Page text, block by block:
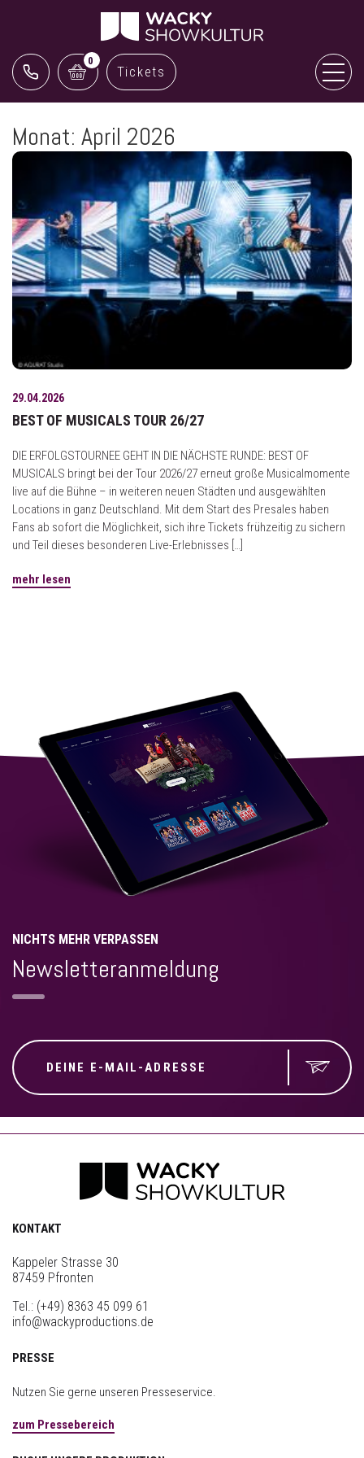
0
Tickets
Monat: April 2026
29.04.2026
BEST OF MUSICALS TOUR 26/27
DIE ERFOLGSTOURNEE GEHT IN DIE NÄCHSTE RUNDE: BEST OF
MUSICALS bringt bei der Tour 2026/27 erneut große Musicalmomente
live auf die Bühne – in weiteren neuen Städten und ausgewählten
Locations in ganz Deutschland. Mit dem Start des Presales haben
Fans ab sofort die Möglichkeit, sich ihre Tickets frühzeitig zu sichern
und Teil dieses besonderen Live-Erlebnisses […]
mehr lesen
NICHTS MEHR VERPASSEN
Newsletteranmeldung
KONTAKT
Kappeler Strasse 30
87459 Pfronten
Tel.: (+49) 8363 45 099 61
info@wackyproductions.de
PRESSE
Nutzen Sie gerne unseren Presseservice.
zum Pressebereich